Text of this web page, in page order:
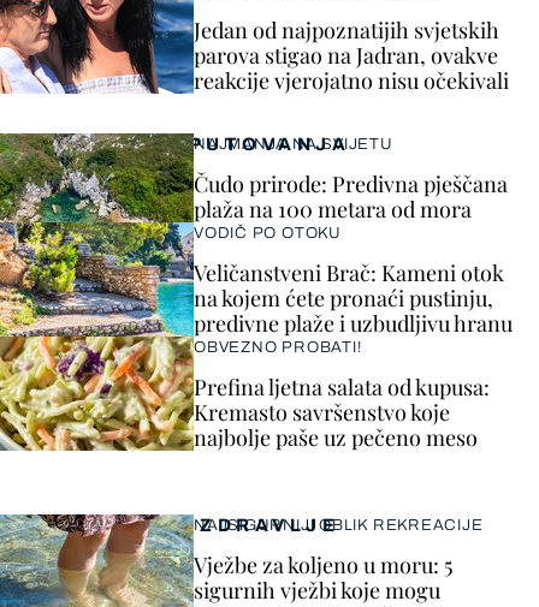
Jedan od najpoznatijih svjetskih
parova stigao na Jadran, ovakve
reakcije vjerojatno nisu očekivali
ZDRAVLJE
NAJSIGURNIJI OBLIK REKREACIJE
Vježbe za koljeno u moru: 5
sigurnih vježbi koje mogu
PUTOVANJA
NAJMANJA NA SVIJETU
Čudo prirode: Predivna pješčana
plaža na 100 metara od mora
VODIČ PO OTOKU
Veličanstveni Brač: Kameni otok
na kojem ćete pronaći pustinju,
predivne plaže i uzbudljivu hranu
OBVEZNO PROBATI!
Prefina ljetna salata od kupusa:
Kremasto savršenstvo koje
najbolje paše uz pečeno meso